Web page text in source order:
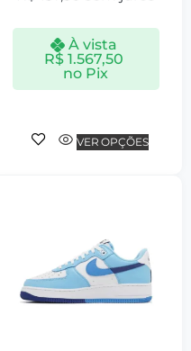
À vista
R$ 1.567,50
no Pix
VER OPÇÕES